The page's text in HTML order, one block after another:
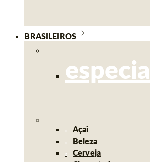
BRASILEIROS
Açai
Beleza
Cerveja